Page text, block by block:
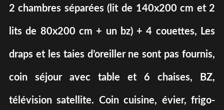
2 chambres séparées (lit de 140x200 cm et 2
lits de 80x200 cm + un bz) + 4 couettes, Les
draps et les taies d’oreiller ne sont pas fournis,
coin séjour avec table et 6 chaises, BZ,
télévision satellite. Coin cuisine, évier, frigo-